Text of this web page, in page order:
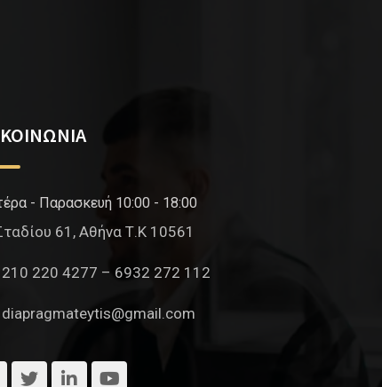
- Παρασκευή 10:00 - 18:00
61, Αθήνα Τ.Κ 10561
210 220 4277 – 6932 272 112
diapragmateytis@gmail.com